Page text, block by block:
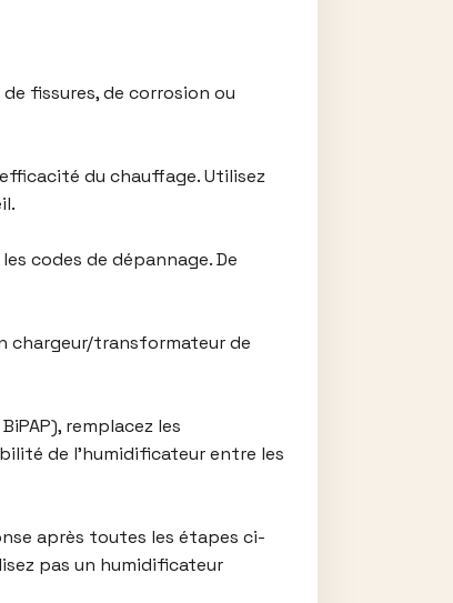
fissures, de corrosion ou
du chauffage. Utilisez
codes de dépannage. De
chargeur/transformateur de
remplacez les
de l’humidificateur entre les
après toutes les étapes ci-
pas un humidificateur